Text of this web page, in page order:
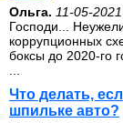
Ольга. 11-05-
Господи...
коррупционных
боксы до 2020-го
Что делать,
шпильке авто?